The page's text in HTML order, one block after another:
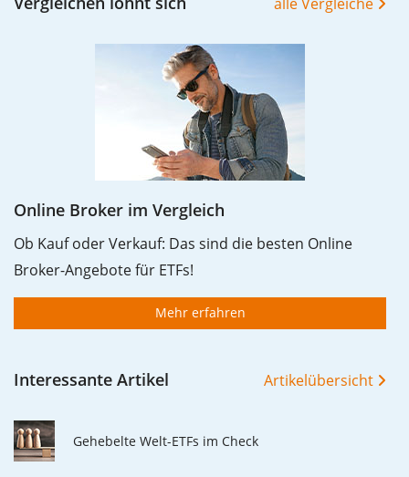
-50%.
Die Wertentwicklungsangaben für ETFs beinhalten
Ausschüttungen (falls vorhanden).
Online Broker im Vergleich
Ob Kauf oder Verkauf: Das sind die besten Online
Broker-Angebote für ETFs!
Mehr erfahren
Interessante Artikel Artikelübersicht
Gehebelte Welt-ETFs im Check